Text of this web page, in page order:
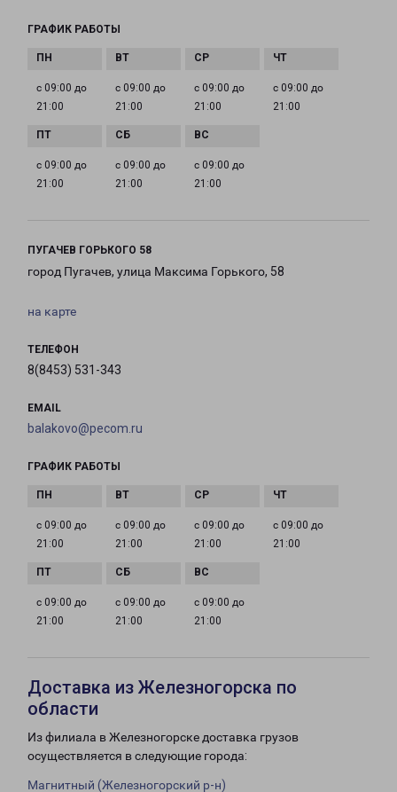
ГРАФИК РАБОТЫ
с 09:00 до
21:00
с 09:00 до
21:00
с 09:00 до
21:00
с 09:00 до
21:00
с 09:00 до
21:00
с 09:00 до
21:00
с 09:00 до
21:00
ПУГАЧЕВ ГОРЬКОГО 58
город Пугачев, улица Максима Горького, 58
на карте
ТЕЛЕФОН
8(8453) 531-343
EMAIL
balakovo@pecom.ru
ГРАФИК РАБОТЫ
с 09:00 до
21:00
с 09:00 до
21:00
с 09:00 до
21:00
с 09:00 до
21:00
с 09:00 до
21:00
с 09:00 до
21:00
с 09:00 до
21:00
Доставка из Железногорска по
области
Из филиала в Железногорске доставка грузов
осуществляется в следующие города:
Магнитный (Железногорский р-н)